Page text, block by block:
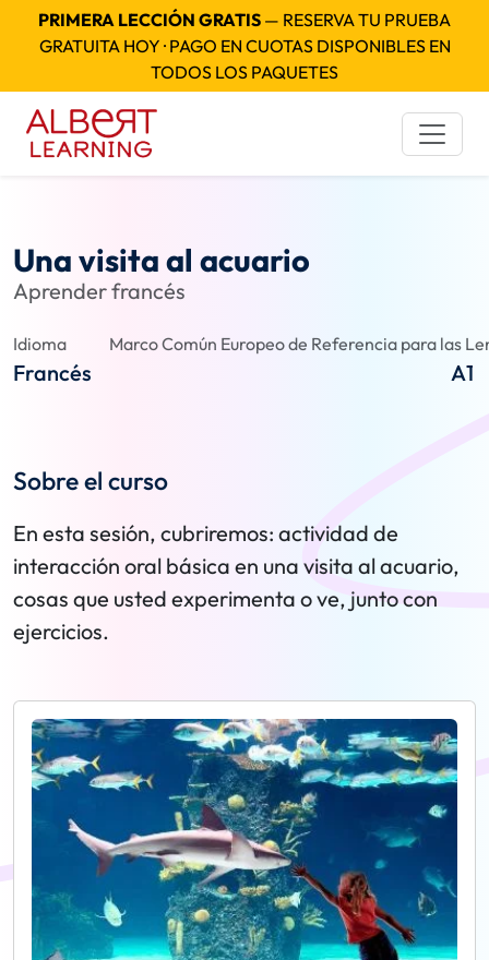
PRIMERA LECCIÓN GRATIS — RESERVA TU PRUEBA
GRATUITA HOY · PAGO EN CUOTAS DISPONIBLES EN
TODOS LOS PAQUETES
Una visita al acuario
Aprender francés
Idioma
Francés
Marco Común Europeo de Referencia para las
A1
Sobre el curso
En esta sesión, cubriremos: actividad de
interacción oral básica en una visita al acuario,
cosas que usted experimenta o ve, junto con
ejercicios.